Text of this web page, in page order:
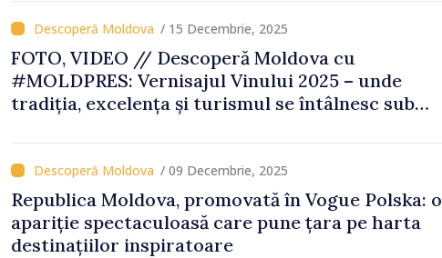
/ 15 Decembrie, 2025
FOTO, VIDEO // Descoperă Moldova cu
#MOLDPRES: Vernisajul Vinului 2025 – unde
tradiția, excelența și turismul se întâlnesc sub
/ 09 Decembrie, 2025
Republica Moldova, promovată în Vogue Polska: o
apariție spectaculoasă care pune țara pe harta
destinațiilor inspiratoare